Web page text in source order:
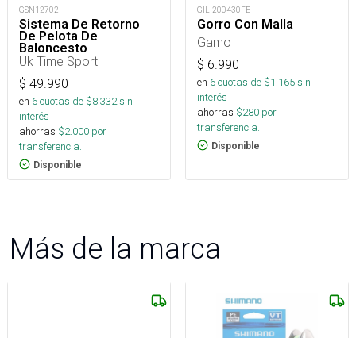
GSN12702
Sistema De Retorno
De Pelota De
Baloncesto
Uk Time Sport
$ 49.990
en 6cuotas de $8.332sin
interés
ahorras $2.000 por
transferencia.
Disponible
GILI200430FE
Gorro Con Malla
Gamo
$ 6.990
en 6cuotas de $1.165sin
interés
ahorras $280 por
transferencia.
Disponible
Más de la marca